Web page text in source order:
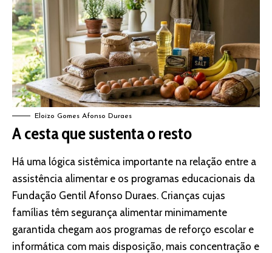
Eloizo Gomes Afonso Duraes
A cesta que sustenta o resto
Há uma lógica sistêmica importante na relação entre a
assistência alimentar e os programas educacionais da
Fundação Gentil Afonso Duraes. Crianças cujas
famílias têm segurança alimentar minimamente
garantida chegam aos programas de reforço escolar e
informática com mais disposição, mais concentração e